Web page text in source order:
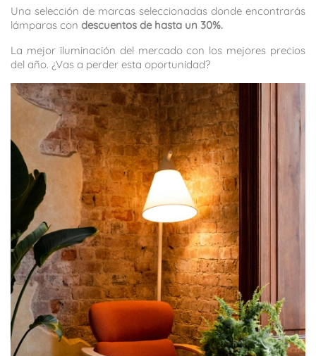
Una selección de marcas seleccionadas donde encontrarás
lámparas con descuentos de hasta un 30%.
La mejor iluminación del mercado con los mejores precios
del año. ¿Vas a perder esta oportunidad?